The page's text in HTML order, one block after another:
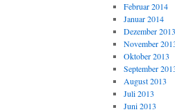
Februar 2014
Januar 2014
Dezember 2013
November
Oktober 2013
September
August 2013
Juli 2013
Juni 2013